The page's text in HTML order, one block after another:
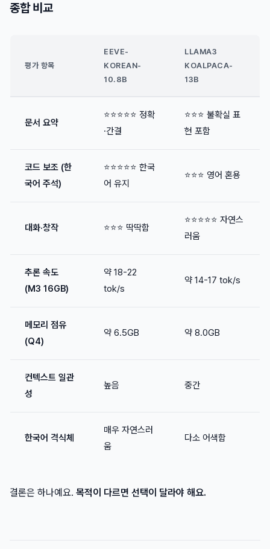
종합 비교
평가 항목
EEVE-
KOREAN-
10.8B
LLAMA3
KOALPACA-
13B
문서 요약
⭐⭐⭐⭐⭐ 정확
·간결
⭐⭐⭐ 불확실 표
현 포함
코드 보조 (한
국어 주석)
⭐⭐⭐⭐⭐ 한국
어 유지
⭐⭐⭐ 영어 혼용
대화·창작 ⭐⭐⭐ 딱딱함
⭐⭐⭐⭐⭐ 자연스
러움
추론 속도
(M3 16GB)
약 18-22
tok/s
약 14-17 tok/s
메모리 점유
(Q4)
약 6.5GB 약 8.0GB
컨텍스트 일관
성
높음 중간
한국어 격식체
매우 자연스러
움
다소 어색함
결론은 하나예요. 목적이 다르면 선택이 달라야 해요.